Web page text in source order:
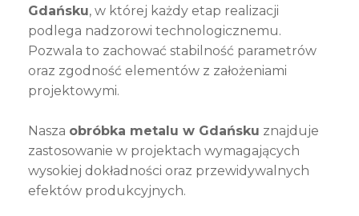
Gdańsku, w której każdy etap realizacji
podlega nadzorowi technologicznemu.
Pozwala to zachować stabilność parametrów
oraz zgodność elementów z założeniami
projektowymi.
Nasza obróbka metalu w Gdańsku znajduje
zastosowanie w projektach wymagających
wysokiej dokładności oraz przewidywalnych
efektów produkcyjnych.